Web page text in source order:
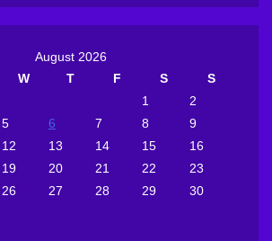
August 2026
W T F S
S
1
2
5 6 7 8
9
12 13 14 15
16
19 20 21 22
23
26 27 28 29
30